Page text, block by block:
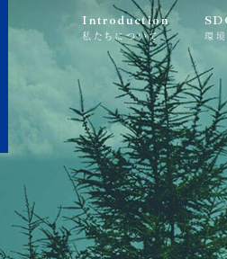
Introduction
私たちについて 環